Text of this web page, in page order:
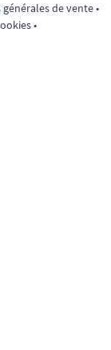
de vente•
•